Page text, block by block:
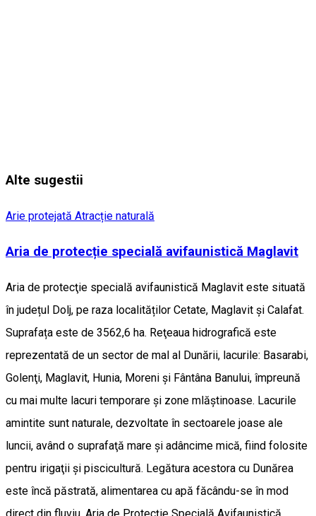
Alte sugestii
Arie protejată Atracție naturală
Aria de protecție specială avifaunistică Maglavit
Aria de protecţie specială avifaunistică Maglavit este situată
în județul Dolj, pe raza localităților Cetate, Maglavit şi Calafat.
Suprafața este de 3562,6 ha. Reţeaua hidrografică este
reprezentată de un sector de mal al Dunării, lacurile: Basarabi,
Golenţi, Maglavit, Hunia, Moreni şi Fântâna Banului, împreună
cu mai multe lacuri temporare şi zone mlăştinoase. Lacurile
amintite sunt naturale, dezvoltate în sectoarele joase ale
luncii, având o suprafaţă mare şi adâncime mică, fiind folosite
pentru irigaţii şi piscicultură. Legătura acestora cu Dunărea
este încă păstrată, alimentarea cu apă făcându-se în mod